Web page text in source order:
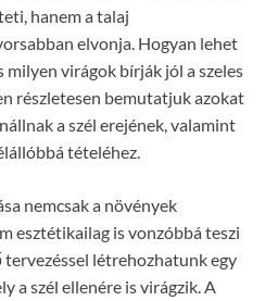
hanem a talaj
elvonja. Hogyan lehet
milyen virágok bírják jól a szeles
részletesen bemutatjuk azokat
a szél erejének, valamint
tételéhez.
nemcsak a növények
esztétikailag is vonzóbbá teszi
létrehozhatunk egy
a szél ellenére is virágzik. A